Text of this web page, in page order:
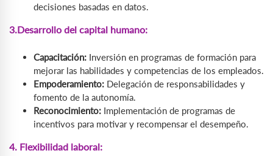
decisiones basadas en datos.
3.Desarrollo del capital humano:
Capacitación: Inversión en programas de formación para
mejorar las habilidades y competencias de los empleados.
Empoderamiento: Delegación de responsabilidades y
fomento de la autonomía.
Reconocimiento: Implementación de programas de
incentivos para motivar y recompensar el desempeño.
4. Flexibilidad laboral: